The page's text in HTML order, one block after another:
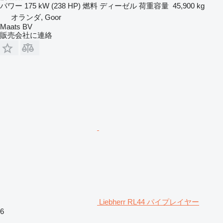
パワー 175 kW (238 HP) 燃料 ディーゼル 荷重容量 45,900 kg
オランダ, Goor
Maats BV
販売会社に連絡
Liebherr RL44 パイプレイヤー
6